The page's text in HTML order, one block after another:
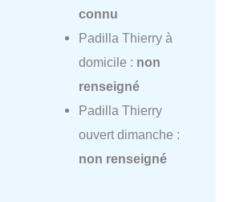
connu
Padilla Thierry à
domicile : non
renseigné
Padilla Thierry
ouvert dimanche :
non renseigné